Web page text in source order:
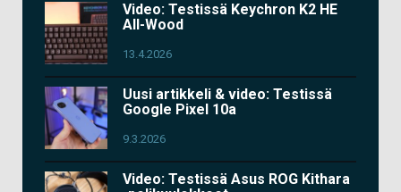
Video: Testissä Keychron K2 HE
All-Wood
13.4.2026
Uusi artikkeli & video: Testissä
Google Pixel 10a
9.3.2026
Video: Testissä Asus ROG Kithara